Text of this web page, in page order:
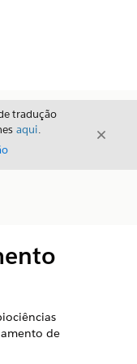
tradução
aqui.
Fechar
de